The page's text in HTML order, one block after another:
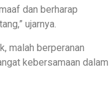
dan berharap
ujarnya.
malah berperanan
kebersamaan dalam